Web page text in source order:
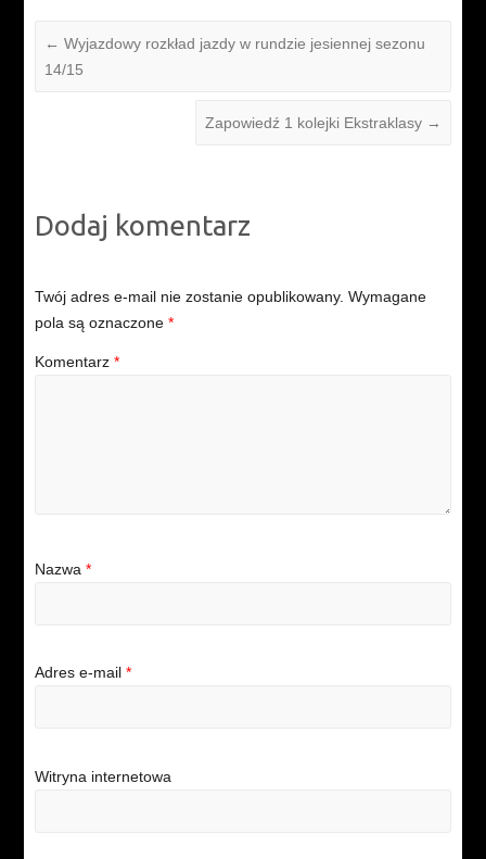
← Wyjazdowy rozkład jazdy w rundzie jesiennej sezonu
14/15
Zapowiedź 1 kolejki Ekstraklasy →
Dodaj komentarz
Twój adres e-mail nie zostanie opublikowany. Wymagane
pola są oznaczone *
Komentarz *
Nazwa *
Adres e-mail *
Witryna internetowa